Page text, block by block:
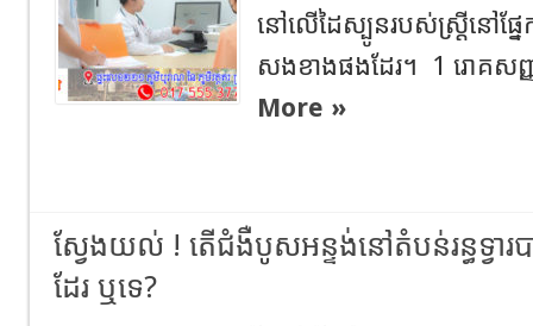
នៅលើដៃស្បូនរបស់ស្ត្រីនៅផ្នែ
សងខាងផងដែរ។ 1 រោគស
More »
ស្វែងយល់ ! តើជំងឺបូសអន្ទង់នៅតំបន់រន្ធទ្វារ
ដែរ ឬទេ?